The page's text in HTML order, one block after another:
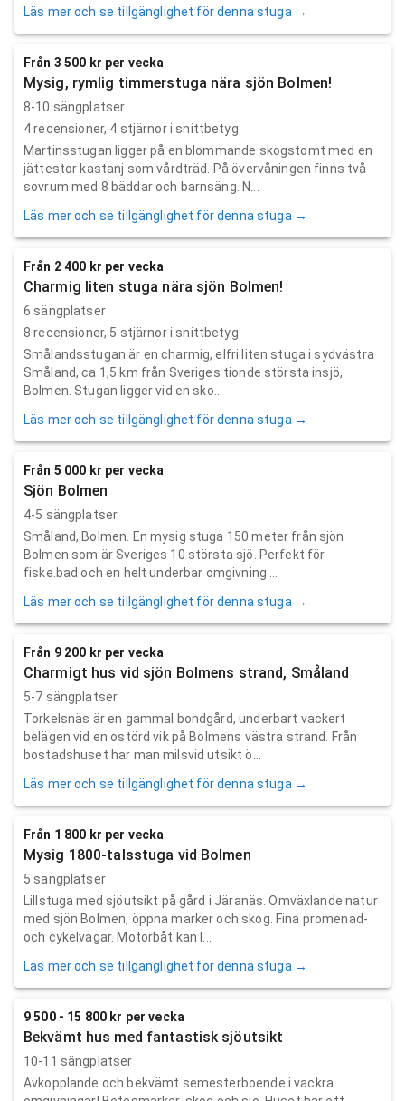
Läs mer och se tillgänglighet för denna stuga →
Från 3 500 kr per vecka
Mysig, rymlig timmerstuga nära sjön Bolmen!
8-10 sängplatser
4recensioner, 4 stjärnor i snittbetyg
Martinsstugan ligger på en blommande skogstomt med en
jättestor kastanj som vårdträd. På övervåningen finns två
sovrum med 8 bäddar och barnsäng. N...
Läs mer och se tillgänglighet för denna stuga →
Från 2 400 kr per vecka
Charmig liten stuga nära sjön Bolmen!
6 sängplatser
8 recensioner, 5 stjärnor i snittbetyg
Smålandsstugan är en charmig, elfri liten stuga i sydvästra
Småland, ca 1,5 km från Sveriges tionde största insjö,
Bolmen. Stugan ligger vid en sko...
Läs mer och se tillgänglighet för denna stuga →
Från 5 000 kr per vecka
Sjön Bolmen
4-5 sängplatser
Småland, Bolmen. En mysig stuga 150 meter från sjön
Bolmen som är Sveriges 10 största sjö. Perfekt för
fiske.bad och en helt underbar omgivning ...
Läs mer och se tillgänglighet för denna stuga →
Från 9 200 kr per vecka
Charmigt hus vid sjön Bolmens strand, Småland
5-7 sängplatser
Torkelsnäs är en gammal bondgård, underbart vackert
belägen vid en ostörd vik på Bolmens västra strand. Från
bostadshuset har man milsvid utsikt ö...
Läs mer och se tillgänglighet för denna stuga →
Från 1 800 kr per vecka
Mysig 1800-talsstuga vid Bolmen
5 sängplatser
Lillstuga med sjöutsikt på gård i Järanäs. Omväxlande natur
med sjön Bolmen, öppna marker och skog. Fina promenad-
och cykelvägar. Motorbåt kan l...
Läs mer och se tillgänglighet för denna stuga →
9 500 - 15 800 kr per vecka
Bekvämt hus med fantastisk sjöutsikt
10-11 sängplatser
Avkopplande och bekvämt semesterboende i vackra